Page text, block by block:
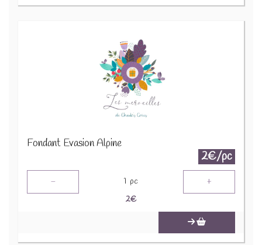
Fondant Evasion Alpine
2€/pc
- 1 pc +
2€